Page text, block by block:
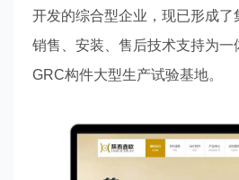
开发的综合型企业，现已形成了
销售、安装、售后技术支持为一
GRC构件大型生产试验基地。